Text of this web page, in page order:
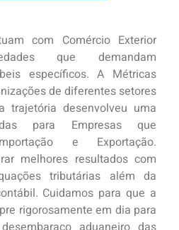
com Comércio Exterior
que demandam
específicos. A Métricas
de diferentes setores
desenvolveu uma
para Empresas que
e Exportação.
melhores resultados com
tributárias além da
Cuidamos para que a
rigorosamente em dia para